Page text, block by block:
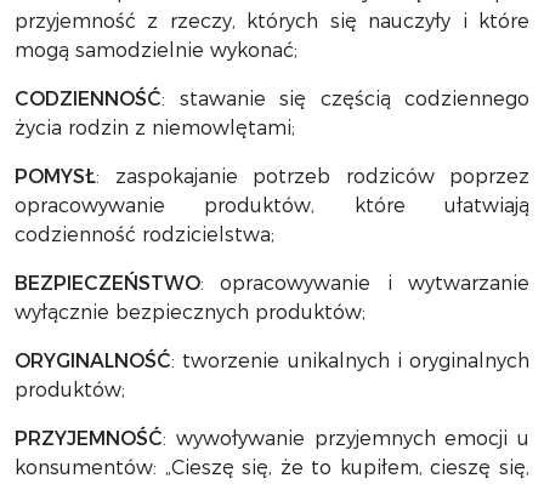
przyjemność z rzeczy, których się nauczyły i które
mogą samodzielnie wykonać;
CODZIENNOŚĆ: stawanie się częścią codziennego
życia rodzin z niemowlętami;
POMYSŁ: zaspokajanie potrzeb rodziców poprzez
opracowywanie produktów, które ułatwiają
codzienność rodzicielstwa;
BEZPIECZEŃSTWO: opracowywanie i wytwarzanie
wyłącznie bezpiecznych produktów;
ORYGINALNOŚĆ: tworzenie unikalnych i oryginalnych
produktów;
PRZYJEMNOŚĆ: wywoływanie przyjemnych emocji u
konsumentów: „Cieszę się, że to kupiłem, cieszę się,